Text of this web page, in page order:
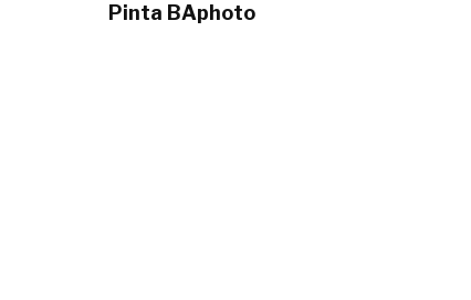
Pinta BAphoto